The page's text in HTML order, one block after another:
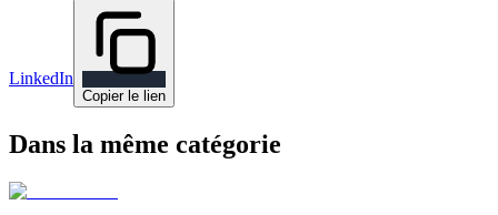
LinkedIn
Copier le lien
Dans la même catégorie